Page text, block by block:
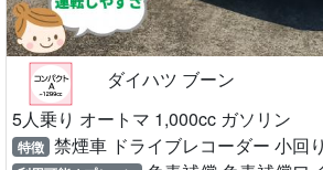
ダイハツ ブーン
5人乗り オートマ 1,000cc ガソリン
特徴 禁煙車 ドライブレコーダー 小回